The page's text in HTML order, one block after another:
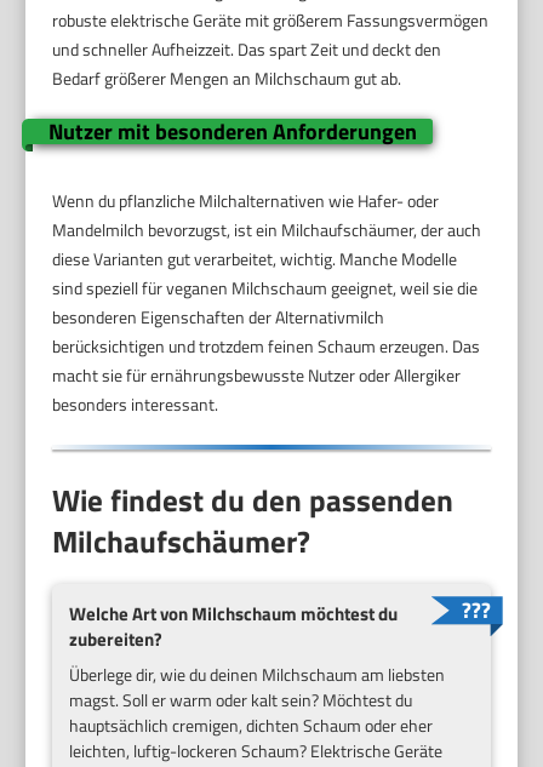
robuste elektrische Geräte mit größerem Fassungsvermögen
und schneller Aufheizzeit. Das spart Zeit und deckt den
Bedarf größerer Mengen an Milchschaum gut ab.
Nutzer mit besonderen Anforderungen
Wenn du pflanzliche Milchalternativen wie Hafer- oder
Mandelmilch bevorzugst, ist ein Milchaufschäumer, der auch
diese Varianten gut verarbeitet, wichtig. Manche Modelle
sind speziell für veganen Milchschaum geeignet, weil sie die
besonderen Eigenschaften der Alternativmilch
berücksichtigen und trotzdem feinen Schaum erzeugen. Das
macht sie für ernährungsbewusste Nutzer oder Allergiker
besonders interessant.
Wie findest du den passenden
Milchaufschäumer?
Welche Art von Milchschaum möchtest du
zubereiten?
Überlege dir, wie du deinen Milchschaum am liebsten
magst. Soll er warm oder kalt sein? Möchtest du
hauptsächlich cremigen, dichten Schaum oder eher
leichten, luftig-lockeren Schaum? Elektrische Geräte